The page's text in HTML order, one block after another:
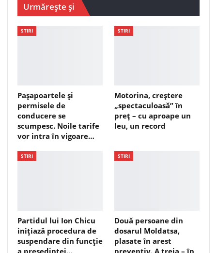
Urmărește și
STIRI
Pașapoartele și
permisele de
conducere se
scumpesc. Noile tarife
vor intra în vigoare…
STIRI
Motorina, creștere
„spectaculoasă” în
preț – cu aproape un
leu, un record
STIRI
Partidul lui Ion Chicu
inițiază procedura de
suspendare din funcție
STIRI
Două persoane din
dosarul Moldatsa,
plasate în arest